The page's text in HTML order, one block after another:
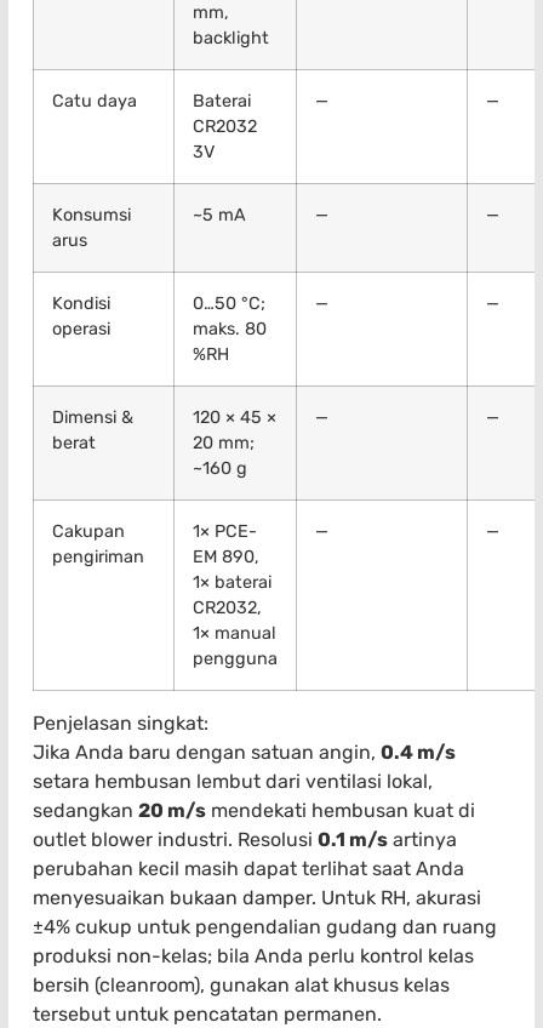
mm,
backlight
Catu daya
Baterai
CR2032
3V
— —
Konsumsi
arus
~5 mA — —
Kondisi
operasi
0…50 °C;
maks. 80
%RH
— —
Dimensi &
berat
120 × 45 ×
20 mm;
~160 g
— —
Cakupan
pengiriman
1× PCE-
EM 890,
1× baterai
CR2032,
1× manual
pengguna
— —
Penjelasan singkat:
Jika Anda baru dengan satuan angin, 0.4 m/s
setara hembusan lembut dari ventilasi lokal,
sedangkan 20 m/s mendekati hembusan kuat di
outlet blower industri. Resolusi 0.1 m/s artinya
perubahan kecil masih dapat terlihat saat Anda
menyesuaikan bukaan damper. Untuk RH, akurasi
±4% cukup untuk pengendalian gudang dan ruang
produksi non-kelas; bila Anda perlu kontrol kelas
bersih (cleanroom), gunakan alat khusus kelas
tersebut untuk pencatatan permanen.